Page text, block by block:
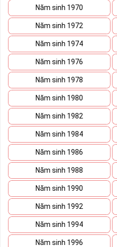
Năm sinh 1970
Năm sinh 1972
Năm sinh 1974
Năm sinh 1976
Năm sinh 1978
Năm sinh 1980
Năm sinh 1982
Năm sinh 1984
Năm sinh 1986
Năm sinh 1988
Năm sinh 1990
Năm sinh 1992
Năm sinh 1994
Năm sinh 1996